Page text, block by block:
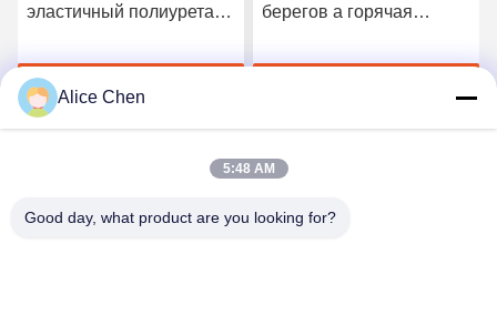
эластичный полиуретан
склеивающую пленку
Получите самую
берегов a горячая
пленку для безшовного
Alice Chen
5:48 AM
Good day, what product are you looking for?